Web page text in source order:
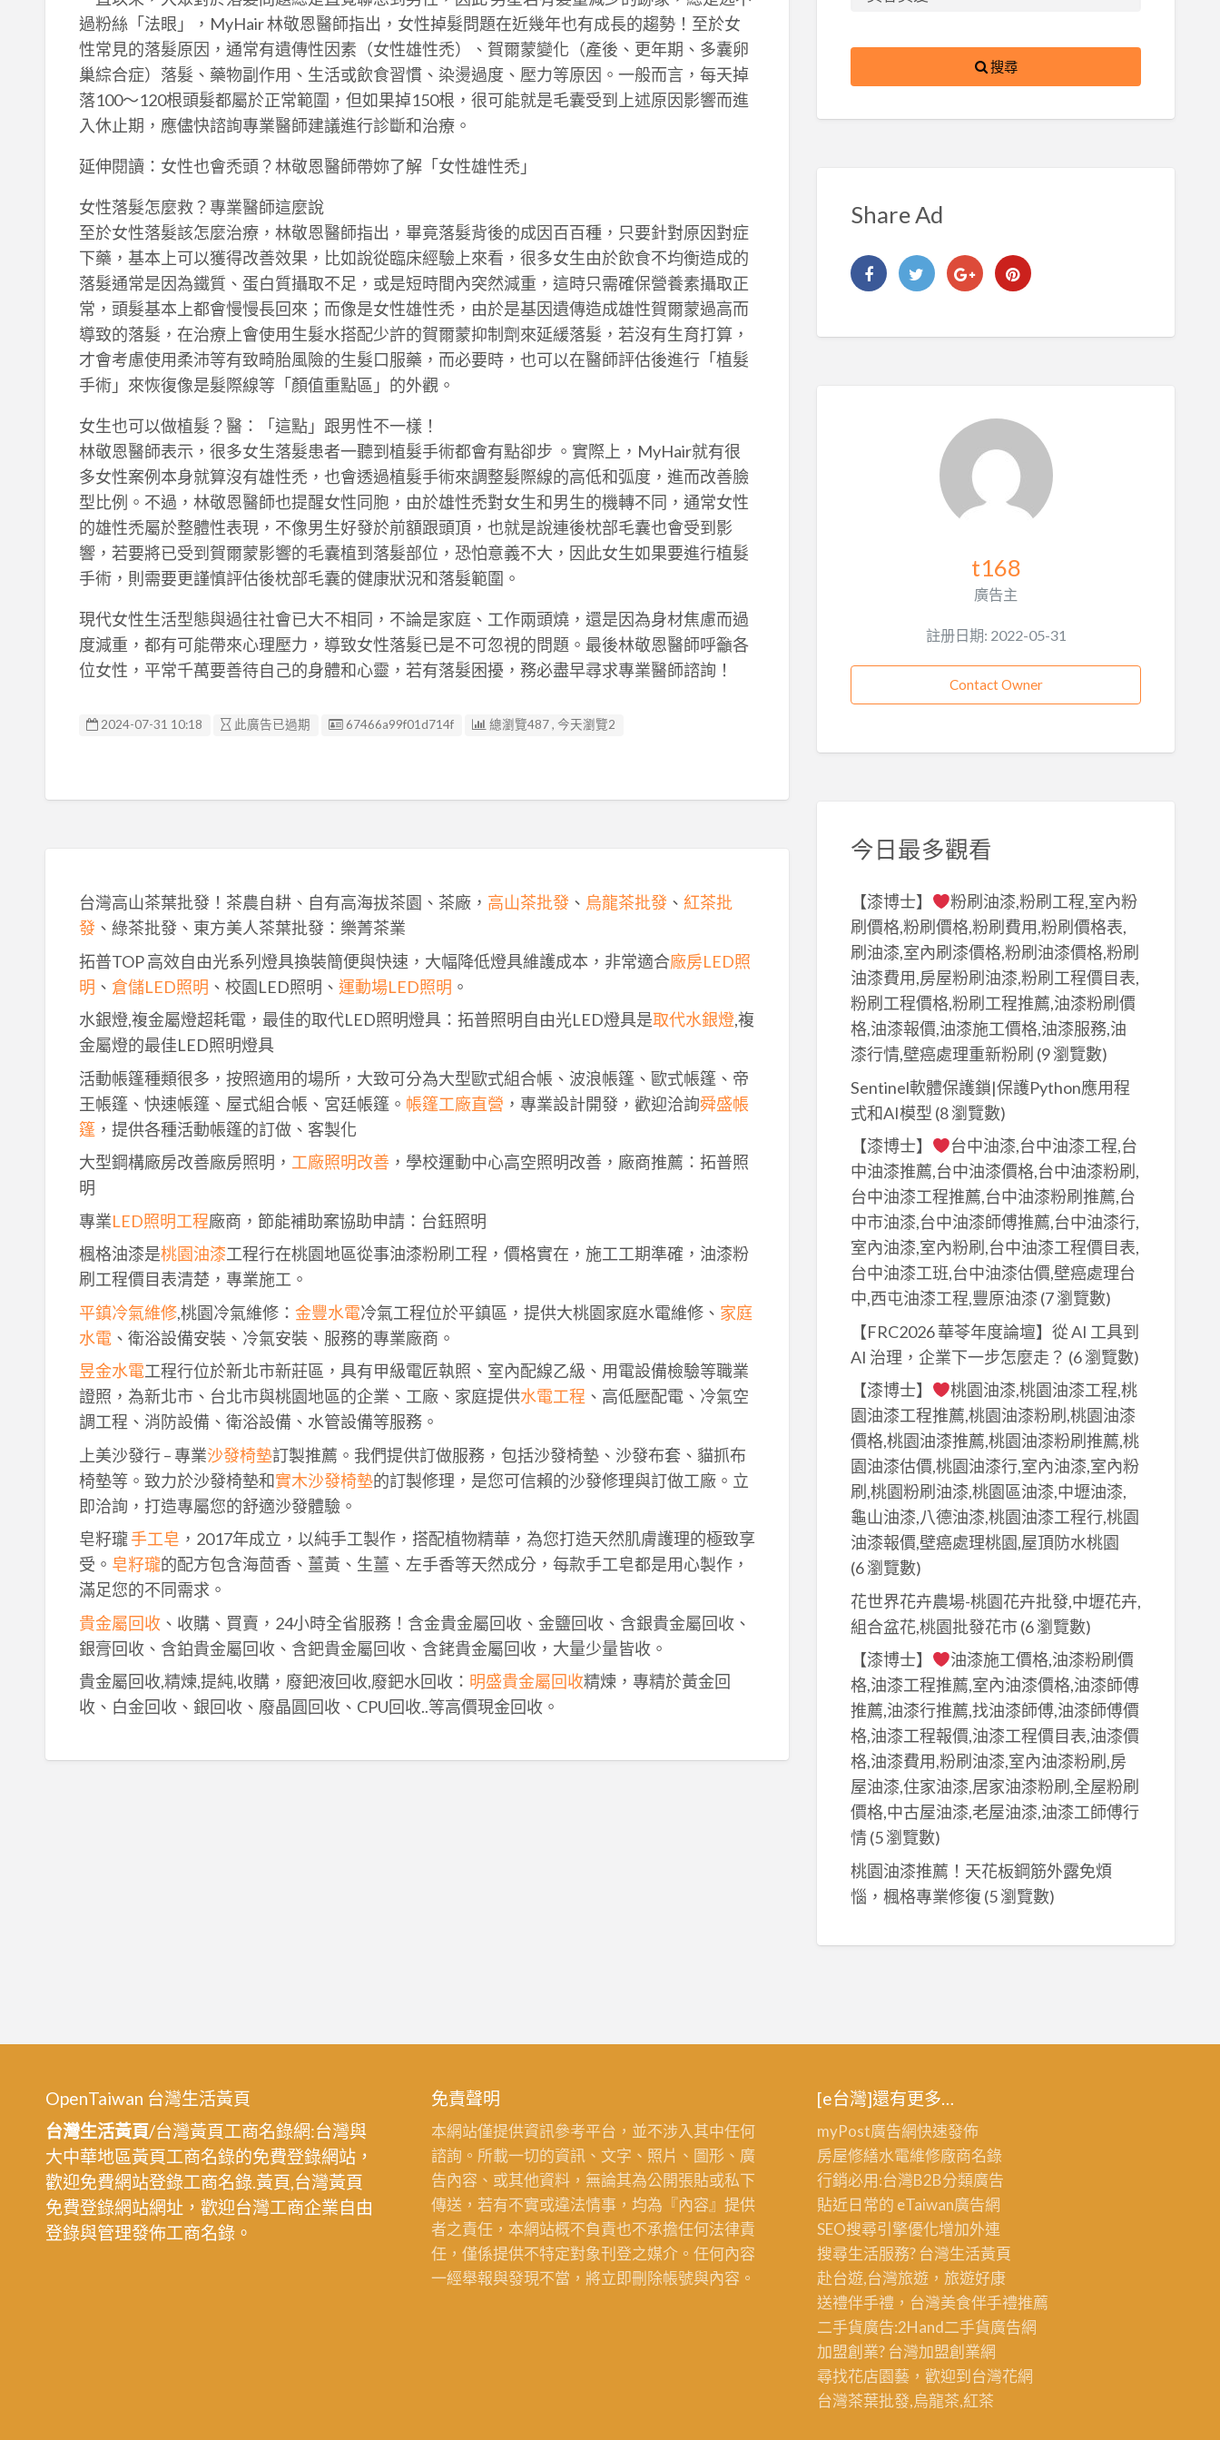
過粉絲「法眼」，MyHair 林敬恩醫師指出，女性掉髮問題在近幾年也有成長的趨勢！至於女
性常見的落髮原因，通常有遺傳性因素（女性雄性禿）、賀爾蒙變化（產後、更年期、多囊卵
巢綜合症）落髮、藥物副作用、生活或飲食習慣、染燙過度、壓力等原因。一般而言，每天掉
落100～120根頭髮都屬於正常範圍，但如果掉150根，很可能就是毛囊受到上述原因影響而進
入休止期，應儘快諮詢專業醫師建議進行診斷和治療。
延伸閱讀：女性也會禿頭？林敬恩醫師帶妳了解「女性雄性禿」
女性落髮怎麼救？專業醫師這麼說
至於女性落髮該怎麼治療，林敬恩醫師指出，畢竟落髮背後的成因百百種，只要針對原因對症
下藥，基本上可以獲得改善效果，比如說從臨床經驗上來看，很多女生由於飲食不均衡造成的
落髮通常是因為鐵質、蛋白質攝取不足，或是短時間內突然減重，這時只需確保營養素攝取正
常，頭髮基本上都會慢慢長回來；而像是女性雄性禿，由於是基因遺傳造成雄性賀爾蒙過高而
導致的落髮，在治療上會使用生髮水搭配少許的賀爾蒙抑制劑來延緩落髮，若沒有生育打算，
才會考慮使用柔沛等有致畸胎風險的生髮口服藥，而必要時，也可以在醫師評估後進行「植髮
手術」來恢復像是髮際線等「顏值重點區」的外觀。
女生也可以做植髮？醫：「這點」跟男性不一樣！
林敬恩醫師表示，很多女生落髮患者一聽到植髮手術都會有點卻步 。實際上，MyHair就有很
多女性案例本身就算沒有雄性禿，也會透過植髮手術來調整髮際線的高低和弧度，進而改善臉
型比例。不過，林敬恩醫師也提醒女性同胞，由於雄性禿對女生和男生的機轉不同，通常女性
的雄性禿屬於整體性表現，不像男生好發於前額跟頭頂，也就是說連後枕部毛囊也會受到影
響，若要將已受到賀爾蒙影響的毛囊植到落髮部位，恐怕意義不大，因此女生如果要進行植髮
手術，則需要更謹慎評估後枕部毛囊的健康狀況和落髮範圍。
現代女性生活型態與過往社會已大不相同，不論是家庭、工作兩頭燒，還是因為身材焦慮而過
度減重，都有可能帶來心理壓力，導致女性落髮已是不可忽視的問題。最後林敬恩醫師呼籲各
位女性，平常千萬要善待自己的身體和心靈，若有落髮困擾，務必盡早尋求專業醫師諮詢！
2024-07-31 10:18 此廣告已過期 廣告编號
67466a99f01d714f 總瀏覽487 , 今天瀏覽2
台灣高山茶葉批發！茶農自耕、自有高海拔茶園、茶廠， 高山茶批發、 烏龍茶批發、 紅茶批
發、綠茶批發、東方美人茶葉批發：樂菁茶業
拓普TOP 高效自由光系列燈具換裝簡便與快速，大幅降低燈具維護成本，非常適合廠房LED照
明 、 倉儲LED照明 、校園LED照明、 運動場LED照明 。
水銀燈,複金屬燈超耗電，最佳的取代LED照明燈具：拓普照明自由光LED燈具是取代水銀燈,複
金屬燈的最佳LED照明燈具
活動帳篷種類很多，按照適用的場所，大致可分為大型歐式組合帳、波浪帳篷、歐式帳篷、帝
王帳篷、快速帳篷、屋式組合帳、宮廷帳篷。 帳篷工廠直營 ，專業設計開發，歡迎洽詢舜盛帳
篷，提供各種活動帳篷的訂做、客製化
大型鋼構廠房改善廠房照明， 工廠照明改善，學校運動中心高空照明改善，廠商推薦：拓普照
明
專業LED照明工程廠商，節能補助案協助申請：台鈺照明
楓格油漆是桃園油漆工程行在桃園地區從事油漆粉刷工程，價格實在，施工工期準確，油漆粉
刷工程價目表清楚，專業施工。
平鎮冷氣維修,桃園冷氣維修： 金豐水電冷氣工程位於平鎮區，提供大桃園家庭水電維修、 家庭
水電、衛浴設備安裝、冷氣安裝、服務的專業廠商。
昱金水電工程行位於新北市新莊區，具有甲級電匠執照、室內配線乙級、用電設備檢驗等職業
證照，為新北市、台北市與桃園地區的企業、工廠、家庭提供水電工程 、高低壓配電、冷氣空
調工程、消防設備、衛浴設備、水管設備等服務。
上美沙發行 – 專業沙發椅墊訂製推薦。我們提供訂做服務，包括沙發椅墊、沙發布套、貓抓布
椅墊等。致力於沙發椅墊和實木沙發椅墊的訂製修理，是您可信賴的沙發修理與訂做工廠。立
即洽詢，打造專屬您的舒適沙發體驗。
皂籽瓏手工皂 ，2017年成立，以純手工製作，搭配植物精華，為您打造天然肌膚護理的極致享
受。 皂籽瓏的配方包含海茴香、薑黃、生薑、左手香等天然成分，每款手工皂都是用心製作，
滿足您的不同需求。
貴金屬回收、收購、買賣，24小時全省服務！含金貴金屬回收、金鹽回收、含銀貴金屬回收、
銀膏回收、含鉑貴金屬回收、含鈀貴金屬回收、含銠貴金屬回收，大量少量皆收。
貴金屬回收,精煉,提純,收購，廢鈀液回收,廢鈀水回收： 明盛貴金屬回收精煉，專精於黃金回
收、白金回收、銀回收、廢晶圓回收、CPU回收..等高價現金回收。
搜尋
Share Ad
t168
廣告主
註册日期: 2022-05-31
Contact Owner
今日最多觀看
【漆博士】
粉刷油漆,粉刷工程,室內粉
刷價格,粉刷價格,粉刷費用,粉刷價格表,
刷油漆,室內刷漆價格,粉刷油漆價格,粉刷
油漆費用,房屋粉刷油漆,粉刷工程價目表,
粉刷工程價格,粉刷工程推薦,油漆粉刷價
格,油漆報價,油漆施工價格,油漆服務,油
漆行情,壁癌處理重新粉刷 (9 瀏覽數)
Sentinel軟體保護鎖|保護Python應用程
式和AI模型 (8 瀏覽數)
【漆博士】
台中油漆,台中油漆工程,台
中油漆推薦,台中油漆價格,台中油漆粉刷,
台中油漆工程推薦,台中油漆粉刷推薦,台
中市油漆,台中油漆師傅推薦,台中油漆行,
室內油漆,室內粉刷,台中油漆工程價目表,
台中油漆工班,台中油漆估價,壁癌處理台
中,西屯油漆工程,豐原油漆(7 瀏覽數)
【FRC2026 華苓年度論壇】從 AI 工具到
AI 治理，企業下一步怎麼走？ (6 瀏覽數)
【漆博士】
桃園油漆,桃園油漆工程,桃
園油漆工程推薦,桃園油漆粉刷,桃園油漆
價格,桃園油漆推薦,桃園油漆粉刷推薦,桃
園油漆估價,桃園油漆行,室內油漆,室內粉
刷,桃園粉刷油漆,桃園區油漆,中壢油漆,
龜山油漆,八德油漆,桃園油漆工程行,桃園
油漆報價,壁癌處理桃園,屋頂防水桃園
(6 瀏覽數)
花世界花卉農場-桃園花卉批發,中壢花卉,
組合盆花,桃園批發花市(6 瀏覽數)
【漆博士】
油漆施工價格,油漆粉刷價
格,油漆工程推薦,室內油漆價格,油漆師傅
推薦,油漆行推薦,找油漆師傅,油漆師傅價
格,油漆工程報價,油漆工程價目表,油漆價
格,油漆費用,粉刷油漆,室內油漆粉刷,房
屋油漆,住家油漆,居家油漆粉刷,全屋粉刷
價格,中古屋油漆,老屋油漆,油漆工師傅行
情(5 瀏覽數)
桃園油漆推薦！天花板鋼筋外露免煩
惱，楓格專業修復 (5 瀏覽數)
OpenTaiwan 台灣生活黃頁
台灣生活黃頁/台灣黃頁工商名錄網:台灣與
大中華地區黃頁工商名錄的免費登錄網站，
歡迎免費網站登錄工商名錄.黃頁,台灣黃頁
免費登錄網站網址，歡迎台灣工商企業自由
登錄與管理發佈工商名錄。
免責聲明
本網站僅提供資訊參考平台，並不涉入其中任何
諮詢。所載一切的資訊、文字、照片、圖形、廣
告內容、或其他資料，無論其為公開張貼或私下
傳送，若有不實或違法情事，均為『內容』提供
者之責任，本網站概不負責也不承擔任何法律責
任，僅係提供不特定對象刊登之媒介。任何內容
一經舉報與發現不當，將立即刪除帳號與內容。
[e台灣]還有更多…
myPost廣告網快速發佈
房屋修繕水電維修廠商名錄
行銷必用:台灣B2B分類廣告
貼近日常的 eTaiwan廣告網
SEO搜尋引擎優化增加外連
搜尋生活服務? 台灣生活黃頁
赴台遊,台灣旅遊 ，旅遊好康
送禮伴手禮，台灣美食伴手禮推薦
二手貨廣告:2Hand二手貨廣告網
加盟創業? 台灣加盟創業網
尋找花店園藝，歡迎到 台灣花網
台灣茶葉批發,烏龍茶,紅茶